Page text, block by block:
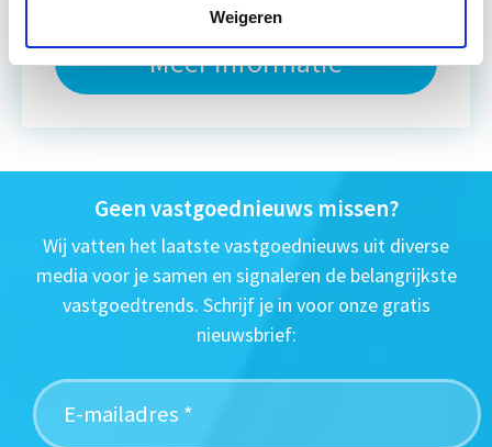
Weigeren
Meer informatie
Geen vastgoednieuws missen?
Wij vatten het laatste vastgoednieuws uit diverse
media voor je samen en signaleren de belangrijkste
vastgoedtrends. Schrijf je in voor onze gratis
nieuwsbrief: